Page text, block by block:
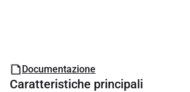
Documentazione
Caratteristiche principali